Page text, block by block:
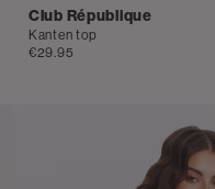
Club République
Kanten top
€29.95